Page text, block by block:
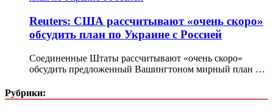
Reuters: США рассчитывают «очень скоро»
обсудить план по Украине с Россией
Соединенные Штаты рассчитывают «очень скоро»
обсудить предложенный Вашингтоном мирный план …
Рубрики: